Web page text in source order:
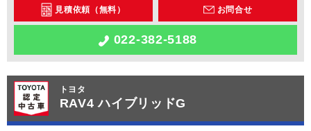
見積依頼（無料） お問合せ
022-382-5188
トヨタ
RAV4 ハイブリッドG